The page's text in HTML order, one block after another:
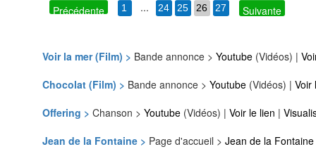
Précédente 1 ... 24 25 26 27 Suivante
Voir la mer (Film) > Bande annonce > Youtube (Vidéos) |
Chocolat (Film) > Bande annonce > Youtube (Vidéos) | Voir
Offering > Chanson > Youtube (Vidéos) | Voir le lien |
Jean de la Fontaine > Page d'accueil > Jean de la Fontaine